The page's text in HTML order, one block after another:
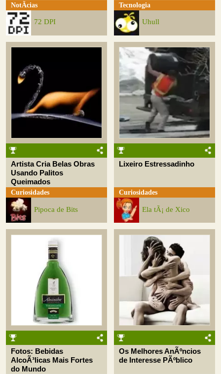
NotÃ­cias
72 DPI
Tecnologia
Uhull
Artista Cria Belas Obras
Usando Palitos
Queimados
Curiosidades
Pipoca de Bits
Lixeiro Estressadinho
Curiosidades
Ela tÃ¡ de Xico
Fotos: Bebidas
AlcoÃ³licas Mais Fortes
do Mundo
Os Melhores AnÃºncios
de Interesse PÃºblico